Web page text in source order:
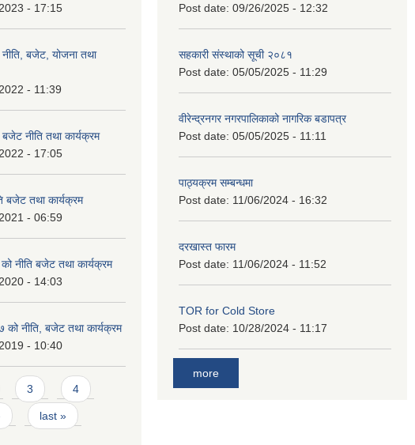
- 17:15
बजेट, योजना तथा
- 11:39
नीति तथा कार्यक्रम
- 17:05
तथा कार्यक्रम
- 06:59
नीति बजेट तथा कार्यक्रम
- 14:03
को नीति, बजेट तथा कार्यक्रम
- 10:40
3 4
last »
Post date: 09/26/2025 - 12:32
सहकारी संस्थाको सूची २०८१
Post date: 05/05/2025 - 11:29
वीरेन्द्रनगर नगरपालिकाको नागरिक बडापत्र
Post date: 05/05/2025 - 11:11
पाठ्यक्रम सम्बन्धमा
Post date: 11/06/2024 - 16:32
दरखास्त फारम
Post date: 11/06/2024 - 11:52
TOR for Cold Store
Post date: 10/28/2024 - 11:17
more